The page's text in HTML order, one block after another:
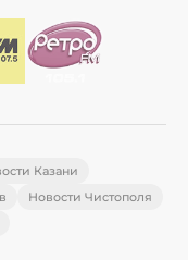
Казани
Новости Чистополя